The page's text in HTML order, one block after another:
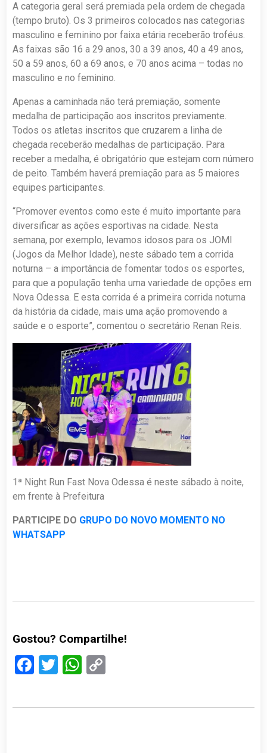
A categoria geral será premiada pela ordem de chegada
(tempo bruto). Os 3 primeiros colocados nas categorias
masculino e feminino por faixa etária receberão troféus.
As faixas são 16 a 29 anos, 30 a 39 anos, 40 a 49 anos,
50 a 59 anos, 60 a 69 anos, e 70 anos acima – todas no
masculino e no feminino.
Apenas a caminhada não terá premiação, somente
medalha de participação aos inscritos previamente.
Todos os atletas inscritos que cruzarem a linha de
chegada receberão medalhas de participação. Para
receber a medalha, é obrigatório que estejam com número
de peito. Também haverá premiação para as 5 maiores
equipes participantes.
“Promover eventos como este é muito importante para
diversificar as ações esportivas na cidade. Nesta
semana, por exemplo, levamos idosos para os JOMI
(Jogos da Melhor Idade), neste sábado tem a corrida
noturna – a importância de fomentar todos os esportes,
para que a população tenha uma variedade de opções em
Nova Odessa. E esta corrida é a primeira corrida noturna
da história da cidade, mais uma ação promovendo a
saúde e o esporte”, comentou o secretário Renan Reis.
1ª Night Run Fast Nova Odessa é neste sábado à noite,
em frente à Prefeitura
PARTICIPE DO GRUPO DO NOVO MOMENTO NO
WHATSAPP
Gostou? Compartilhe!
Facebook
TwitterWhatsApp